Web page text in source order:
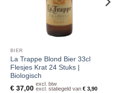
BIER
La Trappe Blond Bier 33cl
Flesjes Krat 24 Stuks |
Biologisch
€37,00
excl. btw
excl. statiegeld van €3,90